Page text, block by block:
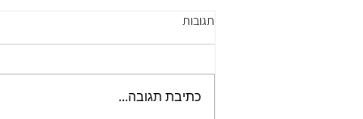
תגובות
כתיבת תגובה...